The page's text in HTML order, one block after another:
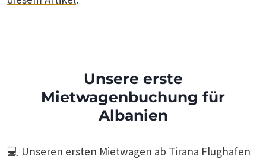
Unsere erste
Mietwagenbuchung für
Albanien
💻 Unseren ersten Mietwagen ab Tirana Flughafen